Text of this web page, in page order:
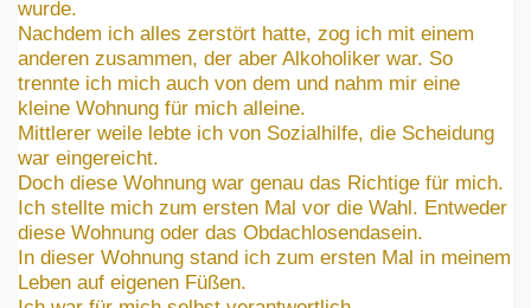
wurde.
Nachdem ich alles zerstört hatte, zog ich mit einem
anderen zusammen, der aber Alkoholiker war. So
trennte ich mich auch von dem und nahm mir eine
kleine Wohnung für mich alleine.
Mittlerer weile lebte ich von Sozialhilfe, die Scheidung
war eingereicht.
Doch diese Wohnung war genau das Richtige für mich.
Ich stellte mich zum ersten Mal vor die Wahl. Entweder
diese Wohnung oder das Obdachlosendasein.
In dieser Wohnung stand ich zum ersten Mal in meinem
Leben auf eigenen Füßen.